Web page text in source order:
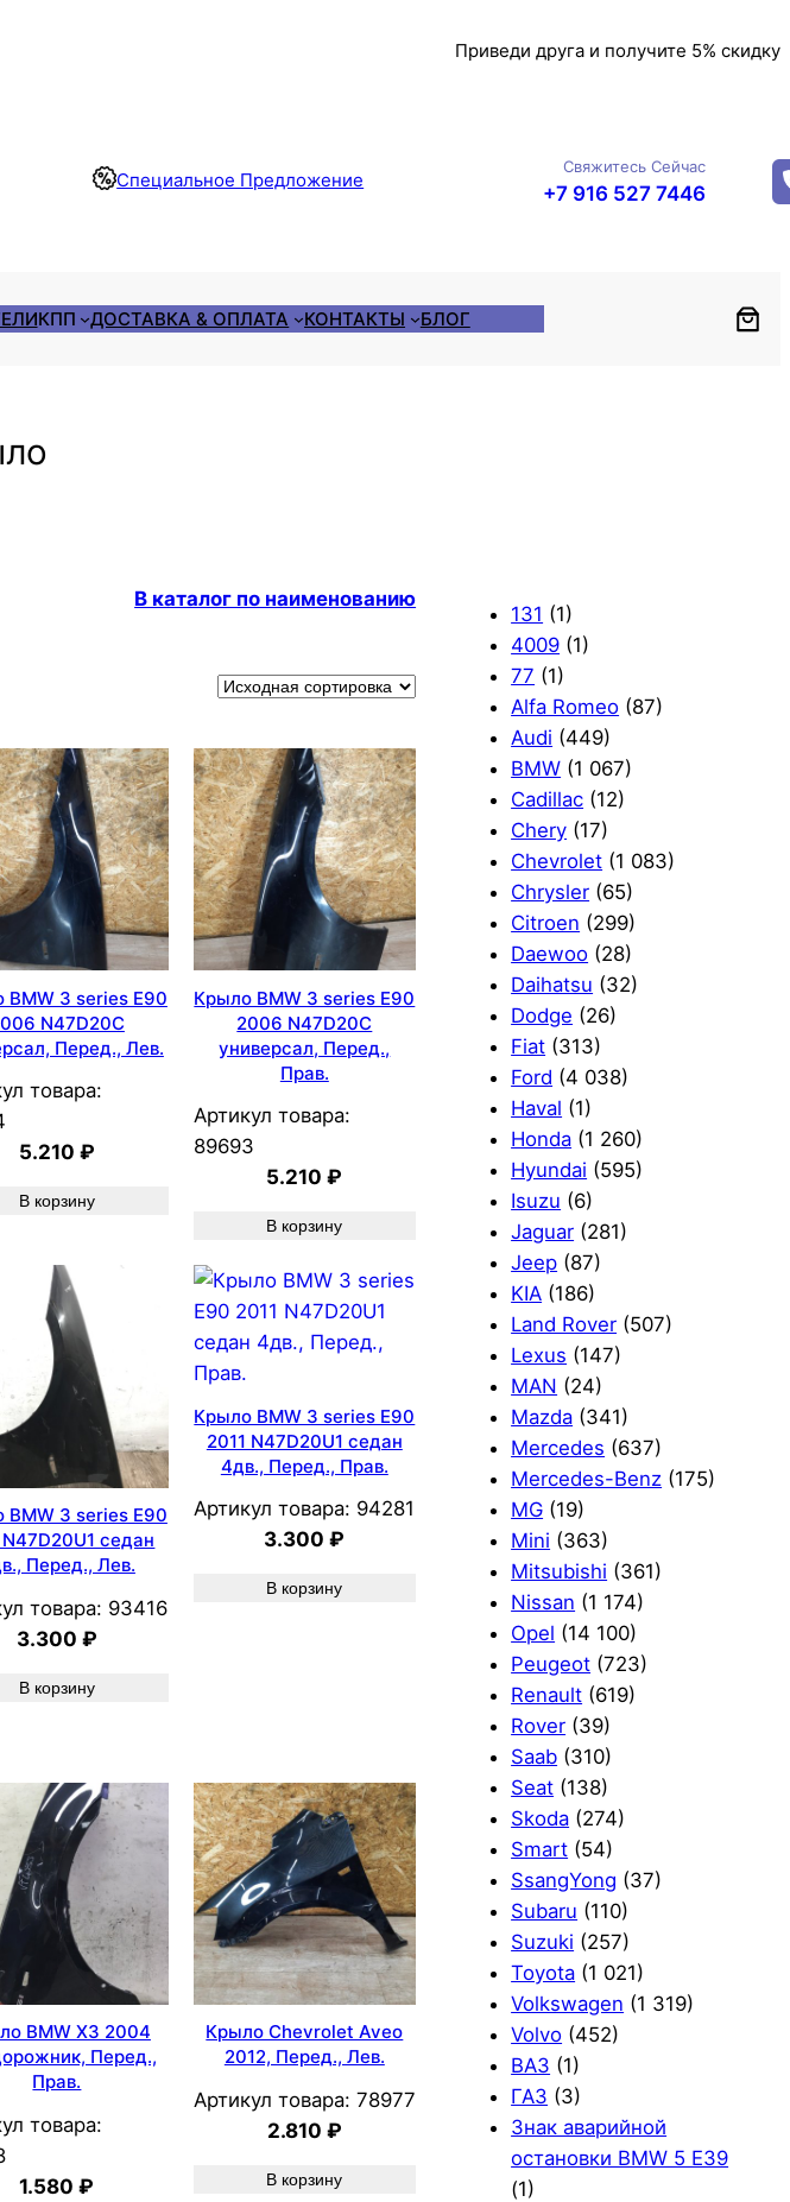
Приведи друга и получите 5% скидку
Специальное Предложение
Свяжитесь Сейчас
+7 916 527 7446
КПП ДОСТАВКА & ОПЛАТА КОНТАКТЫ БЛОГ
В каталог по наименованию
BMW 3 series E90
N47D20C
Перед., Лев.
товара:
5.210 ₽
В корзину
Крыло BMW 3 series E90
2006 N47D20C
универсал, Перед.,
Прав.
Артикул товара:
89693
5.210₽
В корзину
BMW 3 series E90
N47D20U1 седан
Перед., Лев.
товара: 93416
3.300 ₽
В корзину
Крыло BMW 3 series E90
2011 N47D20U1 седан
4дв., Перед., Прав.
Артикул товара: 94281
3.300₽
В корзину
BMW X3 2004
Перед.,
Прав.
товара:
1.580₽
Крыло Chevrolet Aveo
2012, Перед., Лев.
Артикул товара: 78977
2.810 ₽
В корзину
131 (1)
4009 (1)
77 (1)
Alfa Romeo (87)
Audi (449)
BMW (1 067)
Cadillac (12)
Chery (17)
Chevrolet (1 083)
Chrysler (65)
Citroen (299)
Daewoo (28)
Daihatsu (32)
Dodge (26)
Fiat (313)
Ford (4 038)
Haval (1)
Honda (1 260)
Hyundai (595)
Isuzu (6)
Jaguar (281)
Jeep (87)
KIA (186)
Land Rover (507)
Lexus (147)
MAN (24)
Mazda (341)
Mercedes (637)
Mercedes-Benz (175)
MG (19)
Mini (363)
Mitsubishi (361)
Nissan (1 174)
Opel (14 100)
Peugeot (723)
Renault (619)
Rover (39)
Saab (310)
Seat (138)
Skoda (274)
Smart (54)
SsangYong (37)
Subaru (110)
Suzuki (257)
Toyota (1 021)
Volkswagen (1 319)
Volvo (452)
ВАЗ (1)
ГАЗ (3)
Знак аварийной
остановки BMW 5 E39
(1)